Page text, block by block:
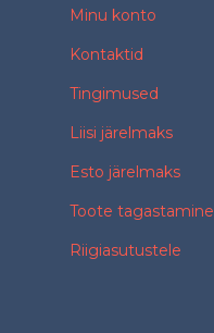
Minu konto
Kontaktid
Tingimused
Liisi järelmaks
Esto järelmaks
Toote tagastamine
Riigiasutustele